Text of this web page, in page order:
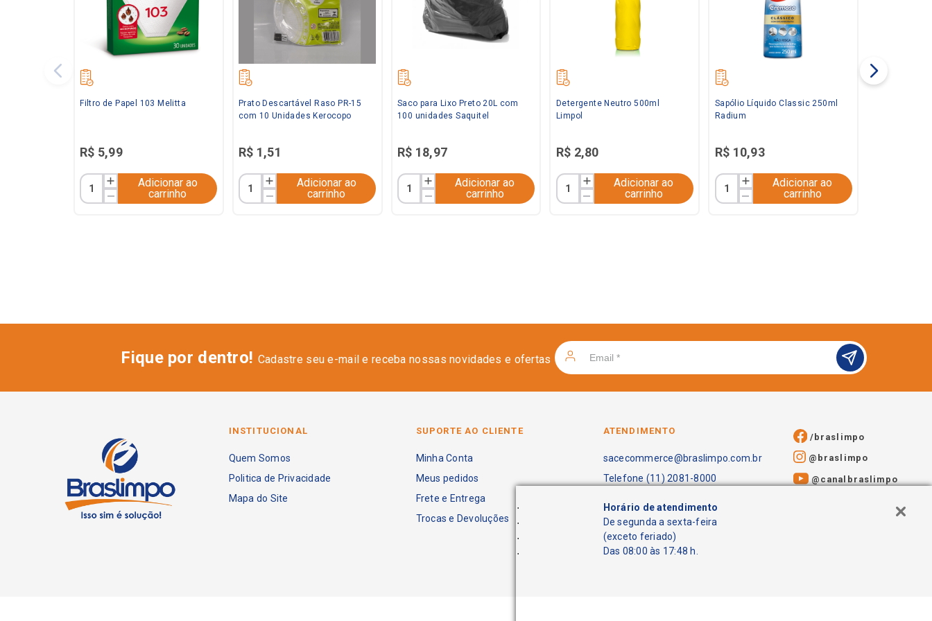
.
.
.
.
Filtro de Papel 103 Melitta
R$ 5,99
Adicionar ao
carrinho
Prato Descartável Raso PR-15
com 10 Unidades Kerocopo
R$ 1,51
Adicionar ao
carrinho
Saco para Lixo Preto 20L com
100 unidades Saquitel
R$ 18,97
Adicionar ao
carrinho
Detergente Neutro 500ml
Limpol
R$ 2,80
Adicionar ao
carrinho
Sapólio Líquido Classic 250ml
Radium
R$ 10,93
Adicionar ao
carrinho
Fique por dentro! Cadastre seu e-mail e receba nossas novidades e ofertas
INSTITUCIONAL
Quem Somos
Politica de Privacidade
Mapa do Site
SUPORTE AO CLIENTE
Minha Conta
Meus pedidos
Frete e Entrega
Trocas e Devoluções
ATENDIMENTO
sacecommerce@braslimpo.com.br
Telefone (11) 2081-8000
Horário de atendimento
De segunda a sexta-feira
(exceto feriado)
Das 08:00 às 17:48 h.
/braslimpo
@braslimpo
@canalbraslimpo​